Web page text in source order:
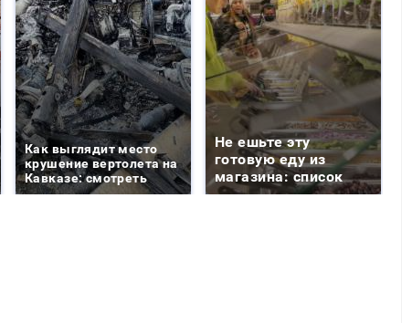
Как выглядит место
крушение вертолета на
Кавказе: смотреть
Не ешьте эту
готовую еду из
магазина: список